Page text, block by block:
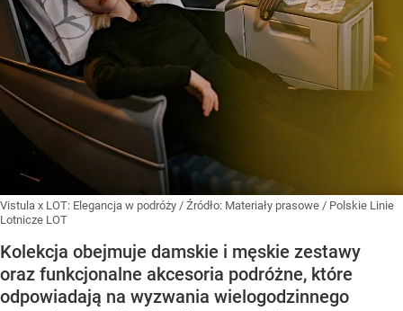
Vistula x LOT: Elegancja w podróży / Źródło: Materiały prasowe / Polskie Linie
Lotnicze LOT
Kolekcja obejmuje damskie i męskie zestawy
oraz funkcjonalne akcesoria podróżne, które
odpowiadają na wyzwania wielogodzinnego